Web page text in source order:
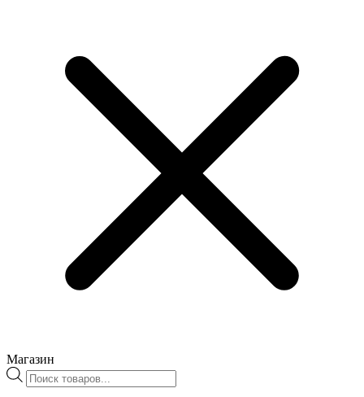
Магазин
Поиск
товаров